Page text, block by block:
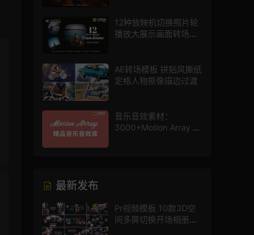
12种放映机切换照片轮
播放大展示画面转场动
AE转场模板 拼贴风撕纸
定格人物抠像描边过渡
音乐音效素材：
3000+Motion Array 影
最新发布
Pr视频模板 10款3D空
间多屏切换开场相册视